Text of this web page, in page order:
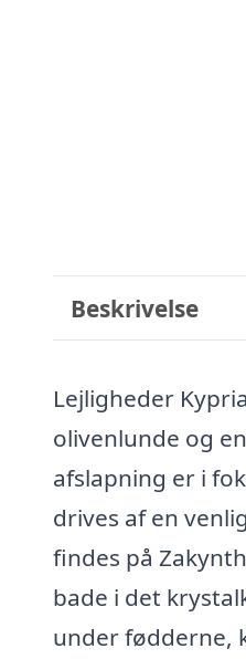
Beskrivelse
Lejligheder
olivenlunde og
afslapning er i
drives af en
findes på
bade i det
under fødderne,